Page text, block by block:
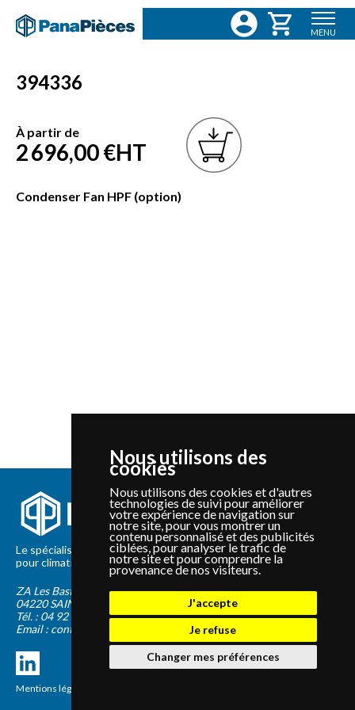
Nous utilisons des
cookies
Nous utilisons des cookies et d'autres
technologies de suivi pour améliorer
votre expérience de navigation sur
notre site, pour vous montrer un
contenu personnalisé et des publicités
ciblées, pour analyser le trafic de
notre site et pour comprendre la
provenance de nos visiteurs.
J'accepte
Je refuse
Changer mes préférences
MENU
394336
À partir de
2 696,00 €HT
Condenser Fan HPF (option)
Le spécialiste depuis 2012 de la vente de pièces détachées
pour climatisation et Pompe à Chaleur Panasonic et Sanyo
ZA Les Bastides Blanches
04220 SAINTE-TULLE
Tél. : 04 92 75 89 55
Email : contact@panapieces.com
Mentions légales